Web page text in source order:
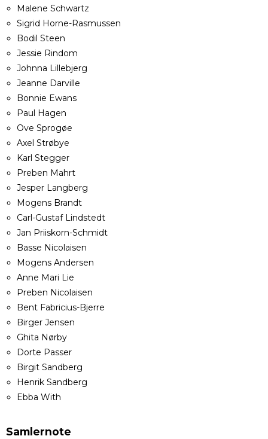
Malene Schwartz
Sigrid Horne-Rasmussen
Bodil Steen
Jessie Rindom
Johnna Lillebjerg
Jeanne Darville
Bonnie Ewans
Paul Hagen
Ove Sprogøe
Axel Strøbye
Karl Stegger
Preben Mahrt
Jesper Langberg
Mogens Brandt
Carl-Gustaf Lindstedt
Jan Priiskorn-Schmidt
Basse Nicolaisen
Mogens Andersen
Anne Mari Lie
Preben Nicolaisen
Bent Fabricius-Bjerre
Birger Jensen
Ghita Nørby
Dorte Passer
Birgit Sandberg
Henrik Sandberg
Ebba With
Samlernote